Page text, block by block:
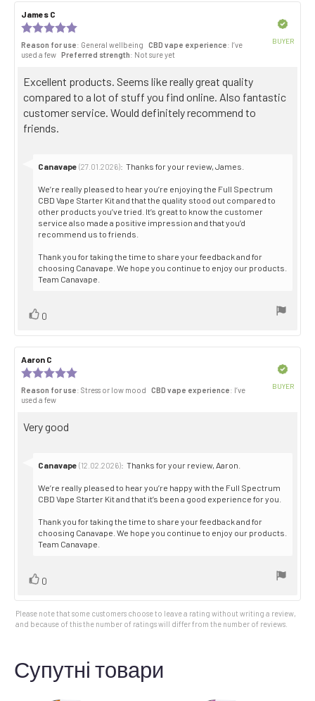
Review
author:
James C
date:
5.0
out
5
stars
Reason for use: General wellbeing CBD vape experience: I’ve
used a few Preferred strength: Not sure yet
BUYER
Review
text:
Excellent products. Seems like really great quality
compared to a lot of stuff you find online. Also fantastic
customer service. Would definitely recommend to
friends.
Reply
Canavape (27.01.2026): Thanks for your review, James.
We’re really pleased to hear you’re enjoying the Full Spectrum
CBD Vape Starter Kit and that the quality stood out compared to
other products you’ve tried. It’s great to know the customer
service also made a positive impression and that you’d
recommend us to friends.
Thank you for taking the time to share your feedback and for
choosing Canavape. We hope you continue to enjoy our products.
Team Canavape.
Vote
0
Review
author:
Aaron C
date:
5.0
Reason for use: Stress or low mood CBD vape experience: I’ve
used a few
BUYER
Review
Very good
Reply
Canavape (12.02.2026): Thanks for your review, Aaron.
We’re really pleased to hear you’re happy with the Full Spectrum
CBD Vape Starter Kit and that it’s been a good experience for you.
Thank you for taking the time to share your feedback and for
choosing Canavape. We hope you continue to enjoy our products.
Team Canavape.
Vote
0
Please note that some customers choose to leave a rating without writing a review,
and because of this the number of ratings will differ from the number of reviews.
Супутні товари